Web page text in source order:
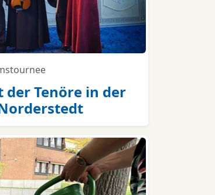
der Tenöre in der